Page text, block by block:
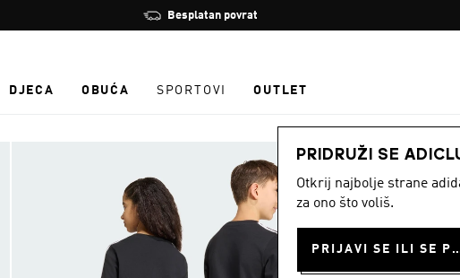
Zaustavi
rotaciju
Besplatan povrat
DJECA OBUĆA SPORTOVI OUTLET
PRIDRUŽI SE
Otkrij najbolje strane
za ono što voliš.
PRIJAVI SE ILI SE
DJECA
€